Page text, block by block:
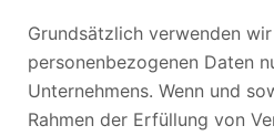
Grundsätzlich verwenden
personenbezogenen Daten
Unternehmens. Wenn und
Rahmen der Erfüllung von